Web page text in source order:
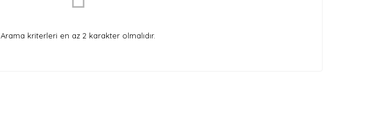
Arama kriterleri en az 2 karakter olmalıdır.